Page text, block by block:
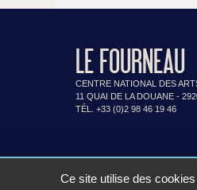
Ce site utilise des
LE FOURNEAU
CENTRE NATIONAL DES
11 QUAI DE LA DOUANE -
TÉL. +33 (0)2 98 46 19 46